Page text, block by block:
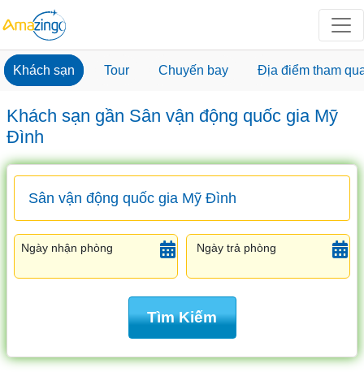
Khách sạn Tour Chuyến bay Địa điểm tham
Khách sạn gần Sân vận động quốc gia Mỹ
Đình
Ngày nhận phòng Ngày trả phòng
Tìm Kiếm